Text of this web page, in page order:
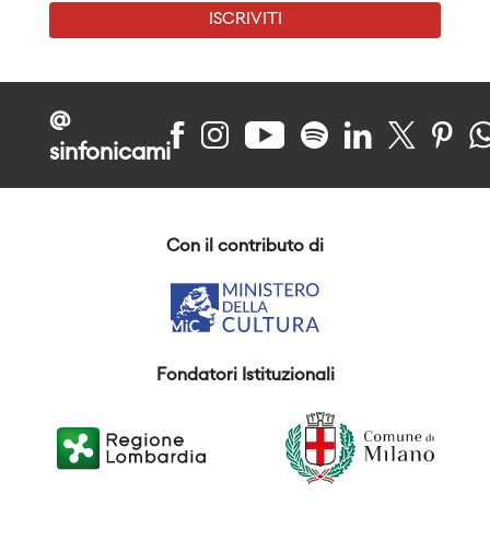
ISCRIVITI
@
sinfonicami
Con il contributo di
Fondatori Istituzionali